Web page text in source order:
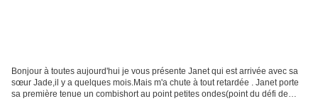
Bonjour à toutes aujourd'hui je vous présente Janet qui est arrivée avec sa
sœur Jade,il y a quelques mois.Mais m'a chute à tout retardée . Janet porte
sa première tenue un combishort au point petites ondes(point du défi de